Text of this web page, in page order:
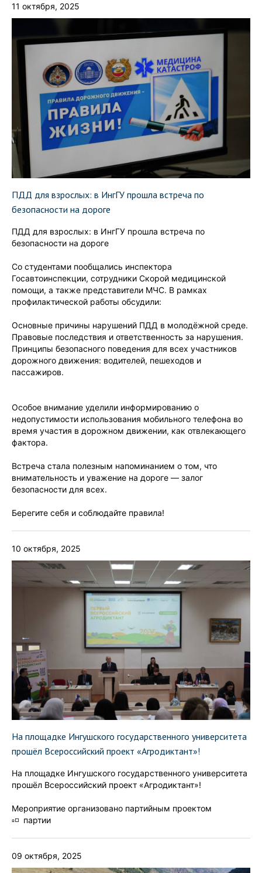
11 октября, 2025
ПДД для взрослых: в ИнгГУ прошла встреча по
безопасности на дороге
ПДД для взрослых: в ИнгГУ прошла встреча по
безопасности на дороге
Со студентами пообщались инспектора
Госавтоинспекции, сотрудники Скорой медицинской
помощи, а также представители МЧС. В рамках
профилактической работы обсудили:
Основные причины нарушений ПДД в молодёжной среде.
Правовые последствия и ответственность за нарушения.
Принципы безопасного поведения для всех участников
дорожного движения: водителей, пешеходов и
пассажиров.
Особое внимание уделили информированию о
недопустимости использования мобильного телефона во
время участия в дорожном движении, как отвлекающего
фактора.
Встреча стала полезным напоминанием о том, что
внимательность и уважение на дороге — залог
безопасности для всех.
Берегите себя и соблюдайте правила!
10 октября, 2025
На площадке Ингушского государственного университета
прошёл Всероссийский проект «Агродиктант»!
На площадке Ингушского государственного университета
прошёл Всероссийский проект «Агродиктант»!
Мероприятие организовано партийным проектом
▫️◽️ партии
09 октября, 2025